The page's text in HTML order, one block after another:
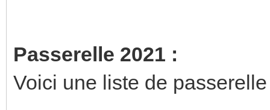
Passerelle 2021 :
Voici une liste de